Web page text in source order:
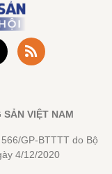
VIỆT NAM
GP-BTTTT do Bộ
4/12/2020